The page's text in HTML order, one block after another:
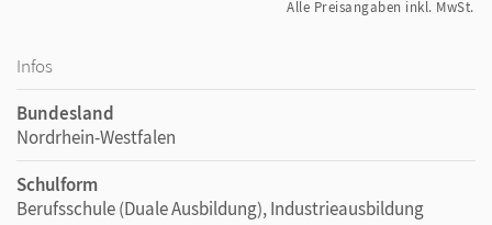
Alle Preisangaben inkl. MwSt.
Infos
Bundesland
Nordrhein-Westfalen
Schulform
Berufsschule (Duale Ausbildung), Industrieausbildung